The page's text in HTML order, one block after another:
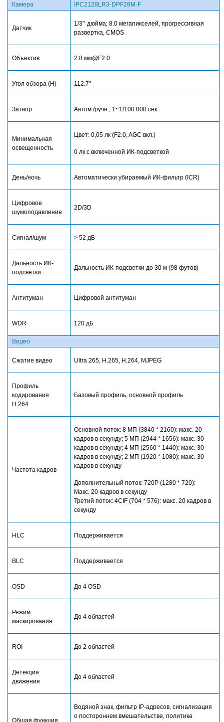
Камера IPC2128LR3-DPF28M-F
Датчик
1/3’’ дюйма; 8.0 мегапикселей, прогрессивная
развертка, CMOS
Объектив 2.8 мм@F2.0
Угол обзора (H) 112.7°
Затвор Автом./ручн., 1~1/100 000 сек.
Минимальная
освещенность
Цвет: 0,05 лк (F2.0, AGC вкл.)
0 лк с включенной ИК-подсветкой
День/ночь Автоматически убираемый ИК-фильтр (ICR)
Цифровое
шумоподавление
2D/3D
Сигнал/шум > 52 дБ
Дальность ИК-
подсветки
Дальность ИК-подсветки до 30 м (98 футов)
Антитуман Цифровой антитуман
WDR 120дБ
Видео
Сжатие видео Ultra 265, H.265, H.264, MJPEG
Профиль
кодирования
H.264
Базовый профиль, основной профиль
Частота кадров
Основной поток: 8 МП (3840 * 2160): макс. 20
кадров в секунду; 5 МП (2944 * 1656): макс. 30
кадров в секунду; 4 МП (2560 * 1440): макс. 30
кадров в секунду; 2 МП (1920 * 1080): макс. 30
кадров в секунду
Дополнительный поток: 720P (1280 * 720):
Макс. 20 кадров в секунду
Третий поток: 4CIF (704 * 576): макс. 20 кадров в
секунду
HLC Поддерживается
BLC Поддерживается
OSD До4 OSD
Режим
маскирования
До 4 областей
ROI До 2 областей
Детекция
движения
До 4 областей
Общая функция
Водяной знак, фильтр IP-адресов, сигнализация
о постороннем вмешательстве, политика